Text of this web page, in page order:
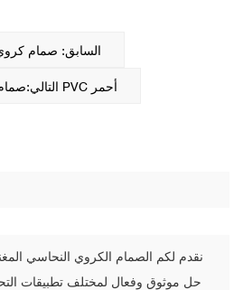
السابق: صمام
التالي:صمام كروي نحاسي مع غطاء PVC أحمر
نقدم لكم الصمام الكروي النحاسي
حل موثوق وفعال لمختلف تطبيقات